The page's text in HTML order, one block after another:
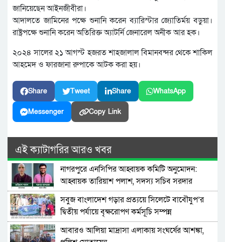
জানিয়েছেন আইনজীবীরা।
আদালতে জামিনের পক্ষে শুনানি করেন ব্যারিস্টার জ্যোতির্ময় বড়ুয়া।
রাষ্ট্রপক্ষে শুনানি করেন অতিরিক্ত অ্যাটর্নি জেনারেল অনীক আর হক।
২০২৪ সালের ২১ আগস্ট হজরত শাহজালাল বিমানবন্দর থেকে শাকিল
আহমেদ ও ফারজানা রুপাকে আটক করা হয়।
Share Tweet Share WhatsApp
Messenger Copy Link
এই ক্যাটাগরির আরও খবর
নাগরপুরে এনসিপির আহ্বায়ক কমিটি অনুমোদন:
আহ্বায়ক তারিয়াশ পলাশ, সদস্য সচিব সরদার
আশরাফ
সবুজ বাংলাদেশ গড়ার প্রত্যয়ে সিলেটে বাবৌযুপ’র
দ্বিতীয় পর্যায়ে বৃক্ষরোপণ কর্মসূচি সম্পন্ন
আবারও আলিয়া মাদ্রাসা এলাকায় সংঘর্ষের আশঙ্কা,